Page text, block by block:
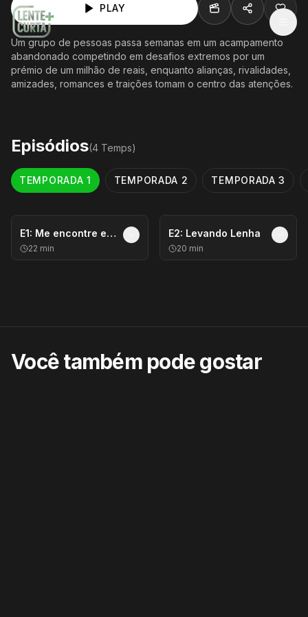
PLAY
Um grupo de pessoas passa semanas em um acampamento
abandonado competindo em desafios extremos por um
prémio de um milhão de reais, enquanto alianças, rivalidades,
amizades, romances e traições tomam o centro das atenções.
Episódios(4 Temps)
TEMPORADA 1 TEMPORADA 2 TEMPORADA3
E1: Me encontre em Tipiskaw
22 min
E2: Levando Lenha
20 min
Você também pode gostar